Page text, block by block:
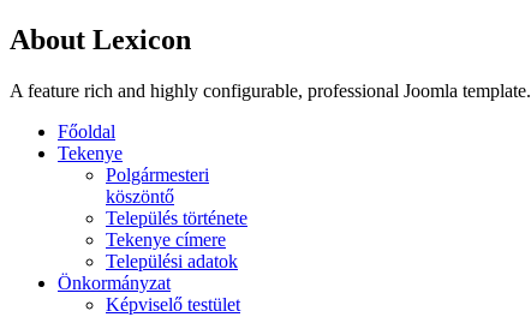
About Lexicon
A feature rich and highly configurable, professional Joomla template.
Főoldal
Tekenye
Polgármesteri
köszöntő
Település története
Tekenye címere
Települési adatok
Önkormányzat
Képviselő testület